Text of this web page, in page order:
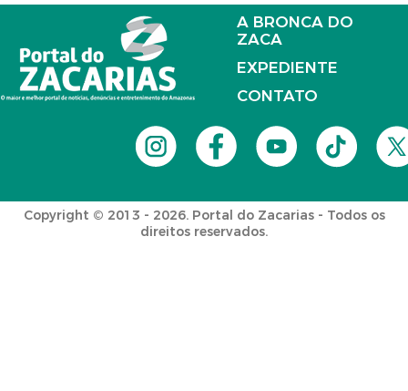
A BRONCA DO
ZACA
EXPEDIENTE
CONTATO
Copyright © 2013 - 2026. Portal do Zacarias - Todos os
direitos reservados.